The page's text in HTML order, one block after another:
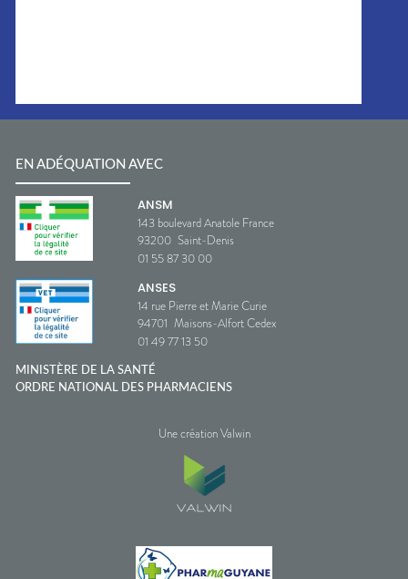
EN ADÉQUATION AVEC
ANSM
143 boulevard Anatole France
93200 Saint-Denis
01 55 87 30 00
ANSES
14 rue Pierre et Marie Curie
94701 Maisons-Alfort Cedex
01 49 77 13 50
MINISTÈRE DE LA SANTÉ
ORDRE NATIONAL DES PHARMACIENS
Une création Valwin